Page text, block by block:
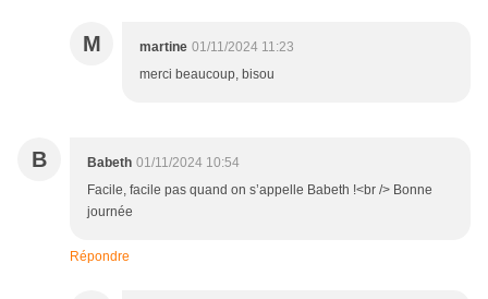
M martine 01/11/2024 11:23
merci beaucoup, bisou
B Babeth 01/11/2024 10:54
Facile, facile pas quand on s’appelle Babeth !<br /> Bonne
journée
Répondre